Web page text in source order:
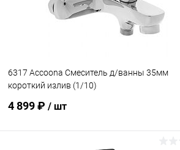
6317 Accoona Смеситель д/ванны 35мм
короткий излив (1/10)
4 899 ₽ / шт